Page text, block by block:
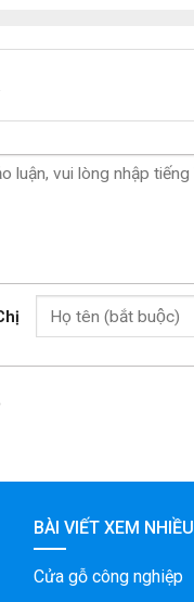
BÀI VIẾT XEM NHIỀU
Cửa gỗ công nghiệp